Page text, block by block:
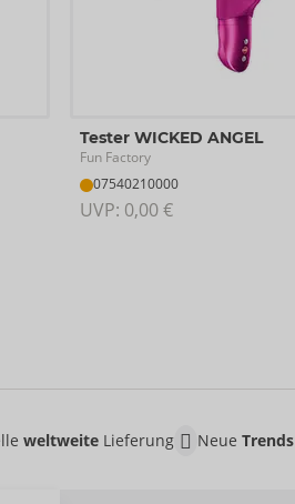
Tester WICKED ANGEL
Fun Factory
07540210000
UVP: 0,00 €
weltweiteLieferung Neue Trends